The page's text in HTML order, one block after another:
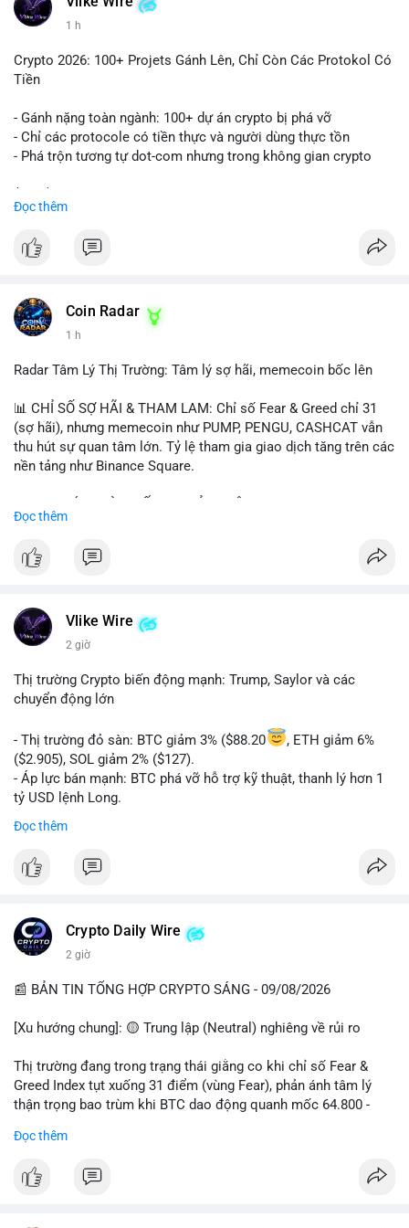
1 h
Crypto 2026: 100+ Projets Gánh Lên, Chỉ Còn Các Protokol Có
Tiền
- Gánh nặng toàn ngành: 100+ dự án crypto bị phá vỡ
- Chỉ các protocole có tiền thực và người dùng thực tồn
- Phá trộn tương tự dot-com nhưng trong không gian crypto
Đọc thêm
Coin Radar
1 h
Radar Tâm Lý Thị Trường: Tâm lý sợ hãi, memecoin bốc lên
📊 CHỈ SỐ SỢ HÃI & THAM LAM: Chỉ số Fear & Greed chỉ 31
(sợ hãi), nhưng memecoin như PUMP, PENGU, CASHCAT vẫn
thu hút sự quan tâm lớn. Tỷ lệ tham gia giao dịch tăng trên các
nền tảng như Binance Square.
CASHCAT, SUI, TAO xuất hiện nhiều trong tìm kiếm Việt Nam
hấp dẫn. Bàn tán về SPCX và SAGA cũng hấp dẫn.
SAGA", "short SPCX", và "đã ngồi ăn ở khách sạn 5*" (từ bài
đăng Binance Square). Tin tức về BIP-110 Bitcoin và SKR token
BNB Smart Chain.
Sợ hãi do chỉ số thấp nhưng xu hướng memecoin và tin tức
tích cực (BTC ETF, SKR) tạo áp lực lên giá. Rủi ro từ các đề cày
SPCX và SAGA vẫn cao. Cần theo dõi xu hướng "long" hoặc
"short" theo chiến lược cá nhân.
📊 Nguồn: Radar Tâm Lý Thị Trường
Đọc thêm
Vlike Wire
2 giờ
Thị trường Crypto biến động mạnh: Trump, Saylor và các
chuyển động lớn
- Thị trường đỏ sàn: BTC giảm 3% ($88.20
, ETH giảm 6%
($2.905), SOL giảm 2% ($127).
- Áp lực bán mạnh: BTC phá vỡ hỗ trợ kỹ thuật, thanh lý hơn 1
tỷ USD lệnh Long.
- Tin tức quan trọng: Trump Media dự kiến airdrop token cho
cổ đông vào tháng 2.
- Định chế tài chính: Delaware Life đưa BTC vào sản phẩm bảo
hiểm; Galaxy Digital lập quỹ đầu tư 100 triệu USD.
#binancesquare
$btc $eth $sol $xrp
#vlikevn #titanbot
📰 Nguồn: Decrypt
Đọc thêm
Crypto Daily Wire
2 giờ
📰 BẢN TIN TỔNG HỢP CRYPTO SÁNG - 09/08/2026
[Xu hướng chung]: 🟡 Trung lập (Neutral) nghiêng về rủi ro
Thị trường đang trong trạng thái giằng co khi chỉ số Fear &
Greed Index tụt xuống 31 điểm (vùng Fear), phản ánh tâm lý
thận trọng bao trùm khi BTC dao động quanh mốc 64.800 -
giao dịch BTC lớn được ghi nhận trong 24h qua, tổng trị giá
Đọc thêm